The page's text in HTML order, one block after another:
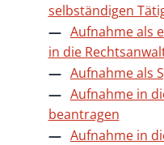
selbständigen
Aufnahme als
in die
Aufnahme als
Aufnahme in
beantragen
Aufnahme in